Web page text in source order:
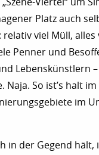
Platz auch
relativ viel Müll,
Penner und
Lebenskünstlern
Naja. So ist’s halt im
im
in der Gegend hält,